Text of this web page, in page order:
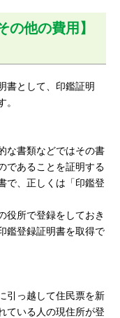
の他の費用】
書として、印鑑証明
な書類などではその書
であることを証明する
で、正しくは「印鑑登
役所で登録をしておき
鑑登録証明書を取得で
引っ越して住民票を新
ている人の現住所が登